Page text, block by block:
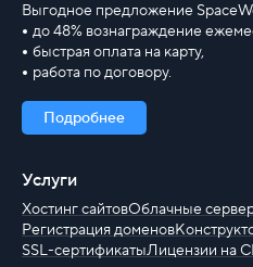
Выгодное предложение
до 48% вознаграждение
быстрая оплата на карту,
работа по договору.
Подробнее
Услуги
Хостинг сайтовОблачные
Регистрация доменов
SSL-сертификатыЛицензии на